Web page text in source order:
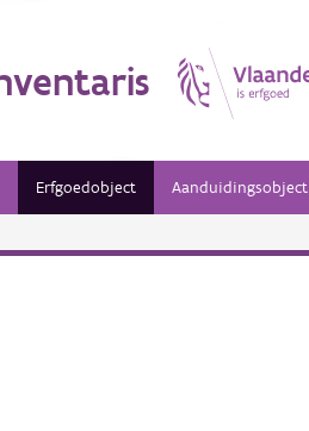
Erfgoedobject Aanduidingsobject